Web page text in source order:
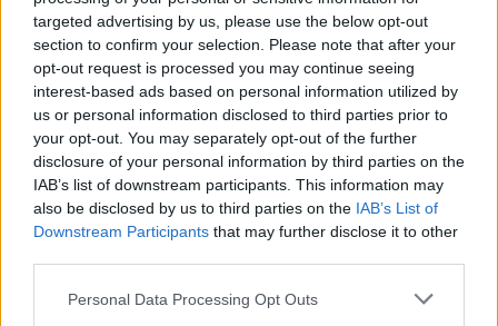
targeted advertising by us, please use the below opt-out
section to confirm your selection. Please note that after your
opt-out request is processed you may continue seeing
interest-based ads based on personal information utilized by
us or personal information disclosed to third parties prior to
your opt-out. You may separately opt-out of the further
disclosure of your personal information by third parties on the
IAB’s list of downstream participants. This information may
also be disclosed by us to third parties on the IAB’s List of
Downstream Participants that may further disclose it to other
Personal Data Processing Opt Outs
amerikai gazdaságról. A bankár jelentős kockázatokat lát
sz élénküléssel kapcsolatosan. A konjunktúra időszaka
feltehetően már megkezdődött az USA-ban, ugyanakkor
ennek sebessége és tartóssága igen kérdéses. A
stabilizáció számos jelének megmutatkozása ellenére
még...
KEDVES OLVASÓNK!
regisztrációhoz kötött.